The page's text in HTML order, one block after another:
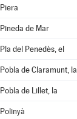
Piera
Pineda de Mar
Pla del Penedès, el
Pobla de Claramunt, la
Pobla de Lillet, la
Polinyà